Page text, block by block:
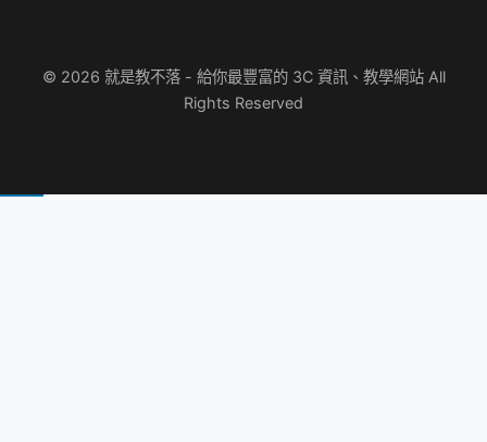
© 2026 就是教不落 - 給你最豐富的 3C 資訊、教學網站 All
Rights Reserved